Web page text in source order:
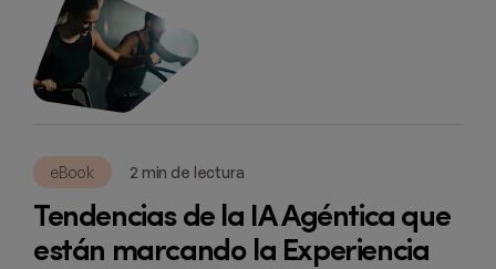
eBook 2 min de lectura
Tendencias de la IA Agéntica que
están marcando la Experiencia